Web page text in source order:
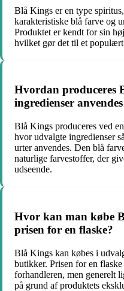
Blå Kings er en type
karakteristiske blå farve og
Produktet er kendt for sin
hvilket gør det til et populært
Hvordan produceres
ingredienser
Blå Kings produceres ved
hvor udvalgte ingredienser
urter anvendes. Den blå
naturlige farvestoffer, der
udseende.
Hvor kan man købe
prisen for en flaske?
Blå Kings kan købes i
butikker. Prisen for en
forhandleren, men generelt
på grund af produktets